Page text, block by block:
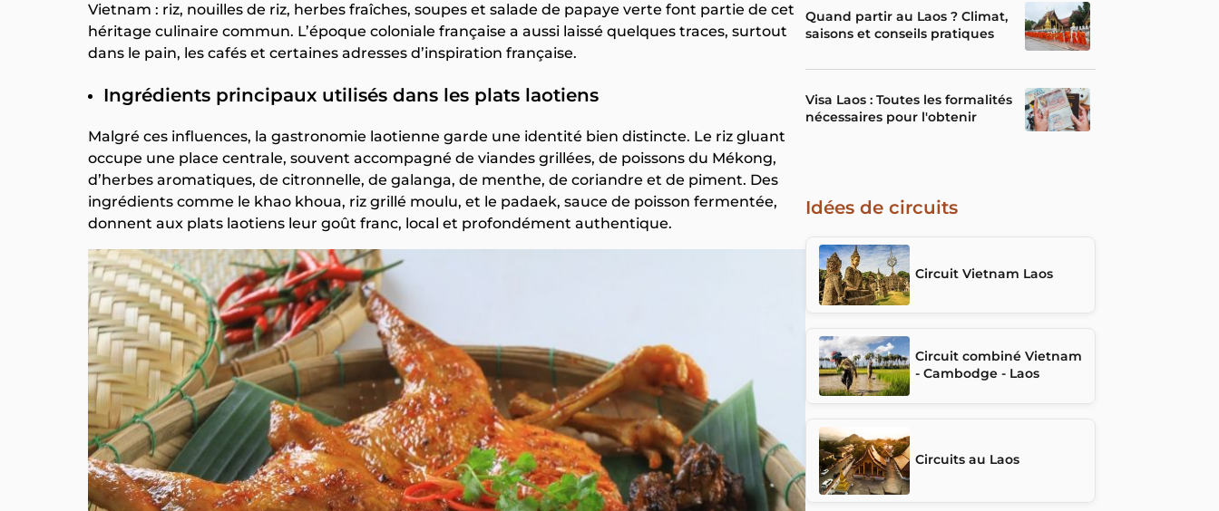
Vietnam : riz, nouilles de riz, herbes fraîches, soupes et salade de papaye verte font partie de cet
héritage culinaire commun. L’époque coloniale française a aussi laissé quelques traces, surtout
dans le pain, les cafés et certaines adresses d’inspiration française.
Ingrédients principaux utilisés dans les plats laotiens
Malgré ces influences, la gastronomie laotienne garde une identité bien distincte. Le riz gluant
occupe une place centrale, souvent accompagné de viandes grillées, de poissons du Mékong,
d’herbes aromatiques, de citronnelle, de galanga, de menthe, de coriandre et de piment. Des
ingrédients comme le khao khoua, riz grillé moulu, et le padaek, sauce de poisson fermentée,
donnent aux plats laotiens leur goût franc, local et profondément authentique.
Quand partir au Laos ? Climat,
saisons et conseils pratiques
Visa Laos : Toutes les formalités
nécessaires pour l'obtenir
Idées de circuits
Circuit Vietnam Laos
Circuit combiné Vietnam
- Cambodge - Laos
Circuits au Laos